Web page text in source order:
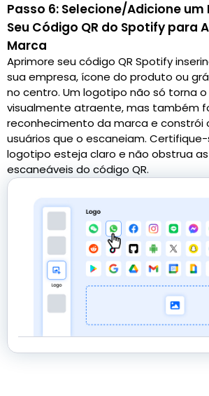
Passo 6: Selecione/Adicione
Seu Código QR do Spotify para
Marca
Aprimore seu código QR Spotify
sua empresa, ícone do produto ou
no centro. Um logotipo não só torna
visualmente atraente, mas também
reconhecimento da marca e constrói
usuários que o escaneiam.
logotipo esteja claro e não obstrua
escaneáveis do código QR.